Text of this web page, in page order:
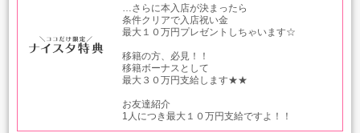
…さらに本入店が決まったら
条件クリアで入店祝い金
最大１０万円プレゼントしちゃいます☆
移籍の方、必見！！
移籍ボーナスとして
最大３０万円支給します★★
お友達紹介
1人につき最大１０万円支給ですよ！！